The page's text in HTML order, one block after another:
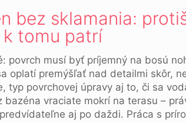
bez sklamania:
tomu patrí
povrch musí byť príjemný na bosú
oplatí premýšľať nad detailmi skôr,
typ povrchovej úpravy aj to, či sa
bazéna vraciate mokrí na terasu –
aj po daždi. Práca s